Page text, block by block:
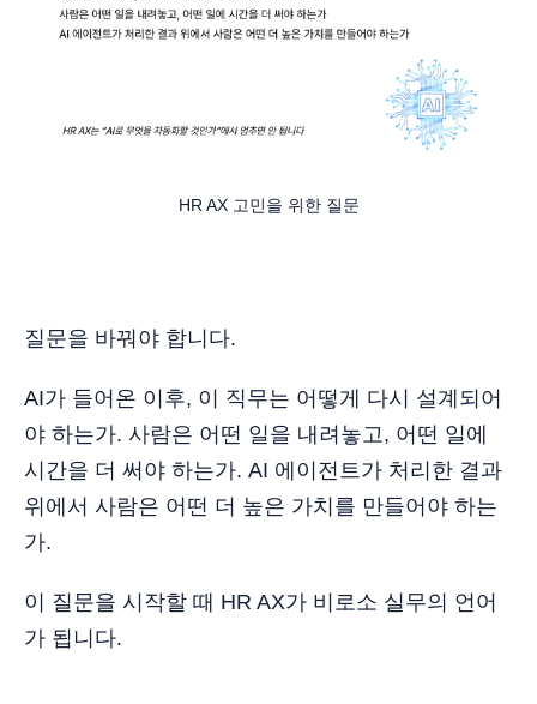
HR AX 고민을 위한 질문
질문을 바꿔야 합니다.
AI가 들어온 이후, 이 직무는 어떻게 다시 설계되어
야 하는가. 사람은 어떤 일을 내려놓고, 어떤 일에
시간을 더 써야 하는가. AI 에이전트가 처리한 결과
위에서 사람은 어떤 더 높은 가치를 만들어야 하는
가.
이 질문을 시작할 때 HR AX가 비로소 실무의 언어
가 됩니다.